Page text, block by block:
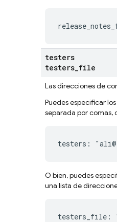
testers
testers_file
Las direcciones de
Puedes especificar
separada por comas,
testers:
O bien, puedes
una lista de
testers_file: